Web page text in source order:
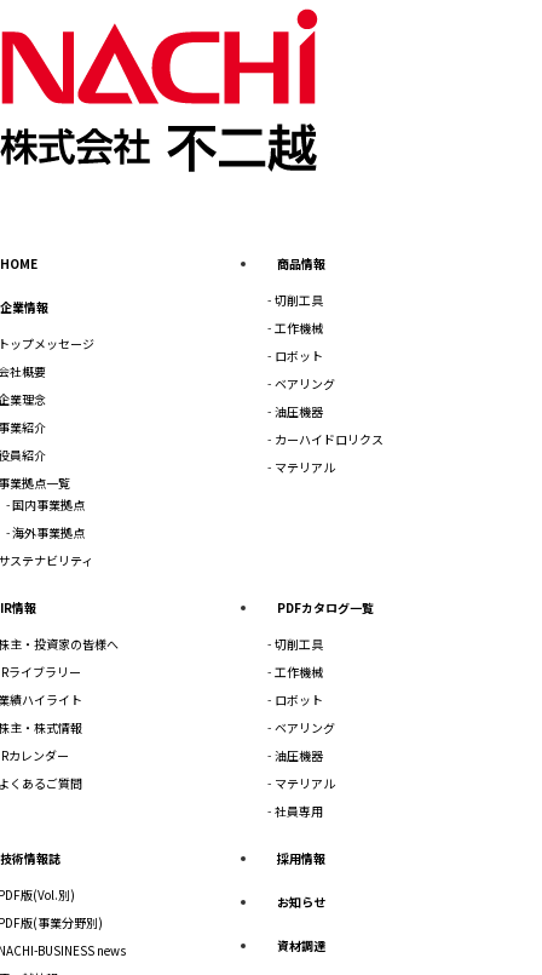
HOME
企業情報
ップメッセージ
社概要
業理念
業紹介
員紹介
業拠点一覧
国内事業拠点
海外事業拠点
ステナビリティ
商品情報
切削工具
工作機械
ロボット
ベアリング
油圧機器
カーハイドロリクス
マテリアル
IR情報
主・投資家の皆様へ
ライブラリー
績ハイライト
主・株式情報
カレンダー
くあるご質問
PDFカタログ一覧
切削工具
工作機械
ロボット
ベアリング
油圧機器
マテリアル
社員専用
技術情報誌
版(Vol.別)
版(事業分野別)
BUSINESS news
採用情報
お知らせ
資材調達